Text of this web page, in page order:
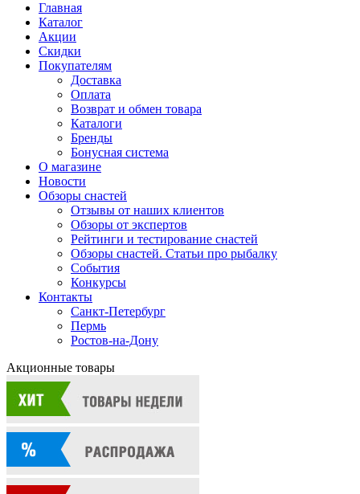
Главная
Каталог
Акции
Скидки
Покупателям
Доставка
Оплата
Возврат и обмен товара
Каталоги
Бренды
Бонусная система
О магазине
Новости
Обзоры снастей
Отзывы от наших клиентов
Обзоры от экспертов
Рейтинги и тестирование снастей
Обзоры снастей. Статьи про рыбалку
События
Конкурсы
Контакты
Санкт-Петербург
Пермь
Ростов-на-Дону
Акционные товары